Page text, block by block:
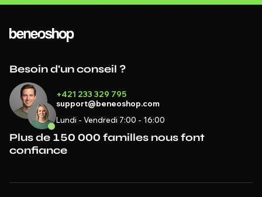
Besoin d'un conseil ?
+421 233 329 795
support@beneoshop.com
Lundi - Vendredi 7:00 - 16:00
Plus de 150 000 familles nous font
confiance